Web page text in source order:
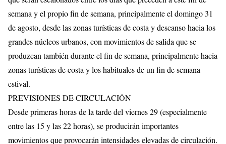
semana y el propio fin de semana, principalmente el domingo 31
de agosto, desde las zonas turísticas de costa y descanso hacia los
grandes núcleos urbanos, con movimientos de salida que se
produzcan también durante el fin de semana, principalmente hacia
zonas turísticas de costa y los habituales de un fin de semana
estival.
PREVISIONES DE CIRCULACIÓN
Desde primeras horas de la tarde del viernes 29 (especialmente
entre las 15 y las 22 horas), se producirán importantes
movimientos que provocarán intensidades elevadas de circulación.